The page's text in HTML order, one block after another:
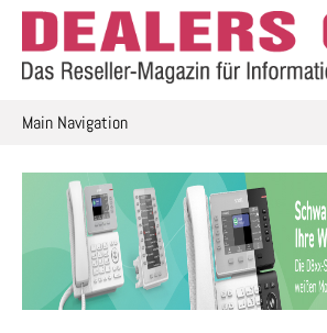
Skip
content
Main Navigation